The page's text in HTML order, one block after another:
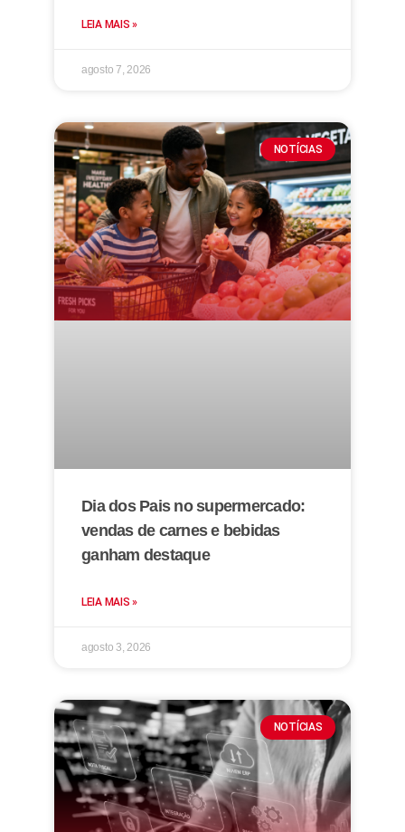
LEIA MAIS »
agosto 7, 2026
NOTÍCIAS
Dia dos Pais no supermercado:
vendas de carnes e bebidas
ganham destaque
LEIA MAIS »
agosto 3, 2026
NOTÍCIAS